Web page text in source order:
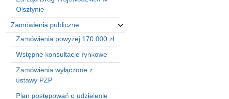
Olsztynie
Zamówienia publiczne
Zamówienia powyżej 170 000 zł
Wstępne konsultacje rynkowe
Zamówienia wyłączone z
ustawy PZP
Plan postępowań o udzielenie